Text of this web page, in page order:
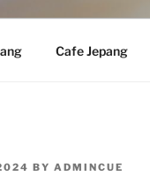
Cafe Jepang
BY ADMINCUE